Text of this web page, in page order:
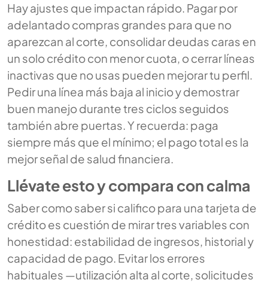
Hay ajustes que impactan rápido. Pagar por
adelantado compras grandes para que no
aparezcan al corte, consolidar deudas caras en
un solo crédito con menor cuota, o cerrar líneas
inactivas que no usas pueden mejorar tu perfil.
Pedir una línea más baja al inicio y demostrar
buen manejo durante tres ciclos seguidos
también abre puertas. Y recuerda: paga
siempre más que el mínimo; el pago total es la
mejor señal de salud financiera.
Llévate esto y compara con calma
Saber como saber si califico para una tarjeta de
crédito es cuestión de mirar tres variables con
honestidad: estabilidad de ingresos, historial y
capacidad de pago. Evitar los errores
habituales —utilización alta al corte, solicitudes